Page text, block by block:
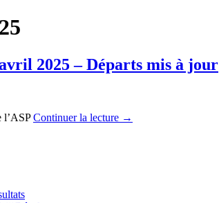
2025 – Départs mis à jour
l’ASPContinuer la lecture →